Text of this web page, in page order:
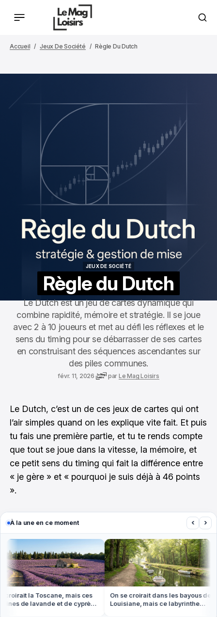
Accueil Jeux De Société Règle Du Dutch
JEUX DE SOCIÉTÉ
Règle du Dutch
Le Dutch est un jeu de cartes dynamique qui
combine rapidité, mémoire et stratégie. Il se joue
avec 2 à 10 joueurs et met au défi les réflexes et le
sens du timing pour se débarrasser de ses cartes
en construisant des séquences ascendantes sur
des piles communes.
févr. 11, 2026 par Le Mag Loisirs
Le Dutch, c’est un de ces jeux de cartes qui ont
l’air simples quand on les explique vite fait. Et puis
tu fais une première partie, et tu te rends compte
que tout se joue dans la vitesse, la mémoire, et
ce petit sens du timing qui fait la différence entre
« je gère » et « pourquoi je suis déjà à 46 points
».
À la une en ce moment ‹ ›
la Toscane, mais ces
de lavande et de cyprès
On se croirait dans les bayous de
Louisiane, mais ce labyrinthe